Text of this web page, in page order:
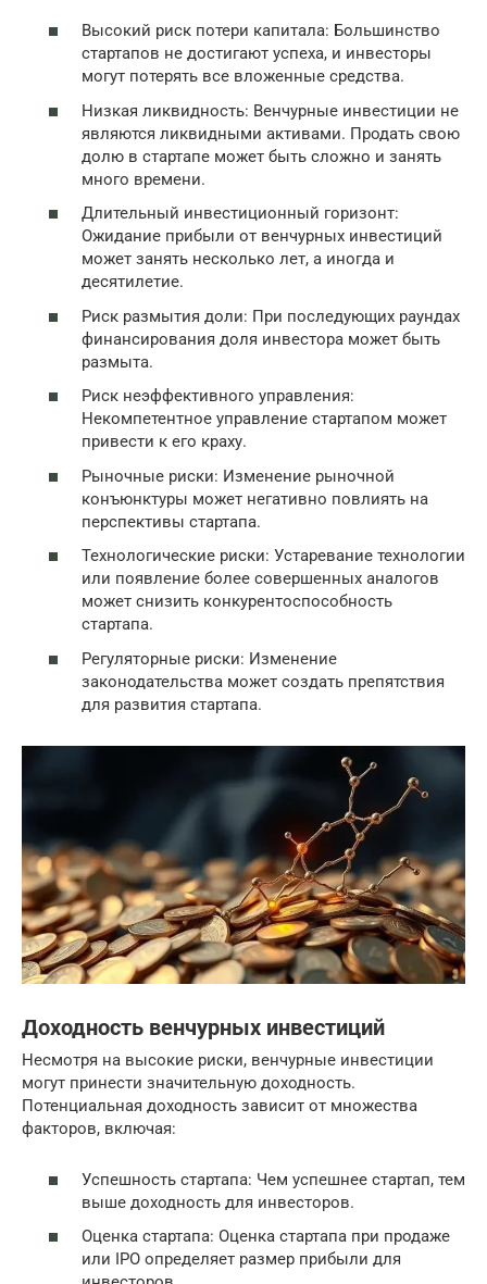
Высокий риск потери капитала: Большинство
стартапов не достигают успеха, и инвесторы
могут потерять все вложенные средства.
Низкая ликвидность: Венчурные инвестиции не
являются ликвидными активами. Продать свою
долю в стартапе может быть сложно и занять
много времени.
Длительный инвестиционный горизонт:
Ожидание прибыли от венчурных инвестиций
может занять несколько лет, а иногда и
десятилетие.
Риск размытия доли: При последующих раундах
финансирования доля инвестора может быть
размыта.
Риск неэффективного управления:
Некомпетентное управление стартапом может
привести к его краху.
Рыночные риски: Изменение рыночной
конъюнктуры может негативно повлиять на
перспективы стартапа.
Технологические риски: Устаревание технологии
или появление более совершенных аналогов
может снизить конкурентоспособность
стартапа.
Регуляторные риски: Изменение
законодательства может создать препятствия
для развития стартапа.
Доходность венчурных инвестиций
Несмотря на высокие риски, венчурные инвестиции
могут принести значительную доходность.
Потенциальная доходность зависит от множества
факторов, включая:
Успешность стартапа: Чем успешнее стартап, тем
выше доходность для инвесторов.
Оценка стартапа: Оценка стартапа при продаже
или IPO определяет размер прибыли для